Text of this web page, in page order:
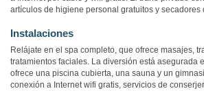
artículos de higiene personal gratuitos y secadores
Instalaciones
Relájate en el spa completo, que ofrece masajes,
tratamientos faciales. La diversión está asegurada
ofrece una piscina cubierta, una sauna y un
conexión a Internet wifi gratis, servicios de